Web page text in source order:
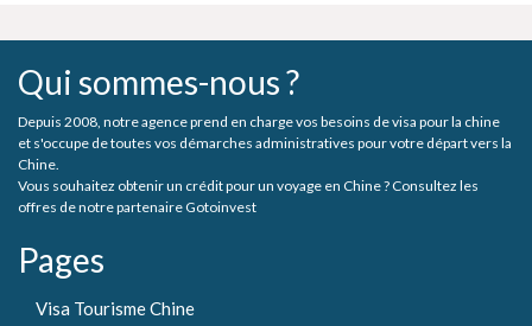
Qui sommes-nous ?
Depuis 2008, notre agence prend en charge vos besoins de visa pour la chine
et s'occupe de toutes vos démarches administratives pour votre départ vers la
Chine.
Vous souhaitez obtenir un crédit pour un voyage en Chine ? Consultez les
offres de notre partenaire Gotoinvest
Pages
Visa Tourisme Chine